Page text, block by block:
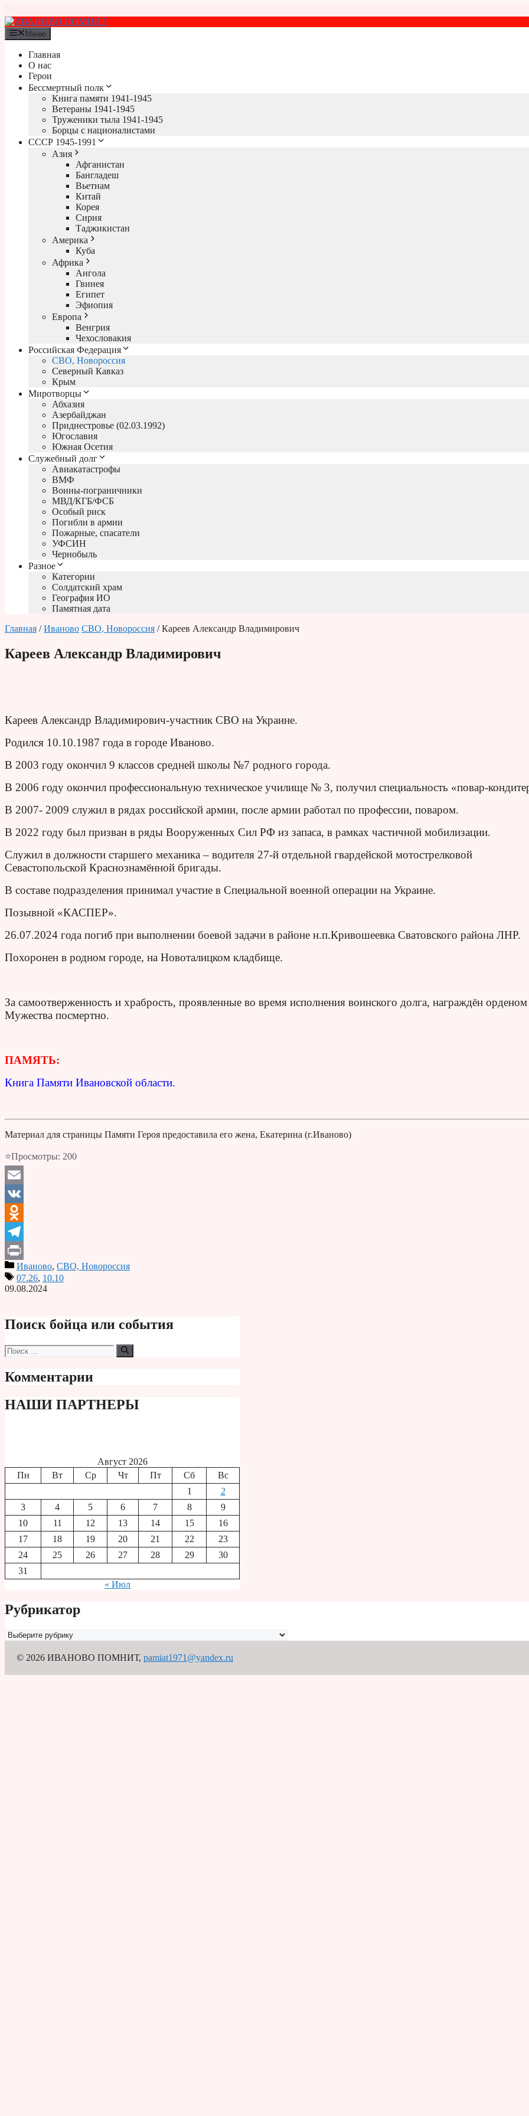
к
содержимому
Меню
Главная
О нас
Герои
Бессмертный полк
Книга памяти 1941-1945
Ветераны 1941-1945
Труженики тыла 1941-1945
Борцы с националистами
СССР 1945-1991
Азия
Афганистан
Бангладеш
Вьетнам
Китай
Корея
Сирия
Таджикистан
Америка
Куба
Африка
Ангола
Гвинея
Египет
Эфиопия
Европа
Венгрия
Чехословакия
Российская Федерация
СВО, Новороссия
Северный Кавказ
Крым
Миротворцы
Абхазия
Азербайджан
Приднестровье (02.03.1992)
Югославия
Южная Осетия
Служебный долг
Авиакатастрофы
ВМФ
Воины-пограничники
МВД/КГБ/ФСБ
Особый риск
Погибли в армии
Пожарные, спасатели
УФСИН
Чернобыль
Разное
Категории
Солдатский храм
География ИО
Памятная дата
Главная /Иваново СВО, Новороссия / Кареев Александр Владимирович
Кареев Александр Владимирович
Кареев Александр Владимирович-участник СВО на Украине.
Родился 10.10.1987 года в городе Иваново.
В 2003 году окончил 9 классов средней школы №7 родного города.
В 2006 году окончил профессиональную техническое училище № 3, получил специальность «повар-
В 2007- 2009 служил в рядах российской армии, после армии работал по профессии, поваром.
В 2022 году был призван в ряды Вооруженных Сил РФ из запаса, в рамках частичной мобилизации.
Служил в должности старшего механика – водителя 27-й отдельной гвардейской мотострелковой
Севастопольской Краснознамённой бригады.
В составе подразделения принимал участие в Специальной военной операции на Украине.
Позывной «КАСПЕР».
26.07.2024 года погиб при выполнении боевой задачи в районе н.п.Кривошеевка Сватовского района ЛНР.
Похоронен в родном городе, на Новоталицком кладбище.
За самоотверженность и храбрость, проявленные во время исполнения воинского долга, награждён орденом
Мужества посмертно.
ПАМЯТЬ:
Книга Памяти Ивановской области.
Материал для страницы Памяти Героя предоставила его жена, Екатерина (г.Иваново)
⭐Просмотры: 200
Email
VK
Odnoklassniki
Telegram
PrintИваново, СВО, Новороссия
07.26, 10.10
09.08.2024
Поиск бойца или события
Поиск:
Комментарии
НАШИ ПАРТНЕРЫ
Август 2026
Пн
Вт Ср Чт Пт Сб
Вс
1
2
3
4 5 6 7 8
9
10
11 12 13 14 15
16
17
18 19 20 21 22
23
24
25 26 27 28 29
30
31
« Июл
Рубрикатор
Рубрикатор
© 2026 ИВАНОВО ПОМНИТ, pamiat1971@yandex.ru